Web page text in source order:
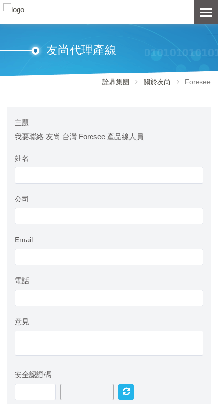
友尚代理產線
詮鼎集團 關於友尚 Foresee
主題
我要聯絡 友尚 台灣 Foresee 產品線人員
姓名
公司
Email
電話
意見
安全認證碼